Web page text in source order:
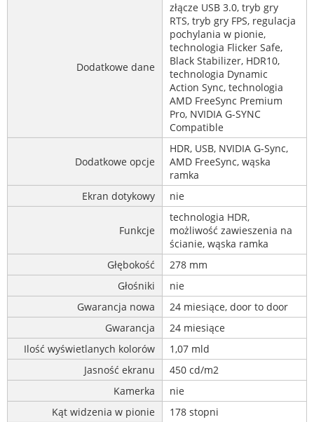
Dodatkowe dane
złącze USB 3.0, tryb gry
RTS, tryb gry FPS, regulacja
pochylania w pionie,
technologia Flicker Safe,
Black Stabilizer, HDR10,
technologia Dynamic
Action Sync, technologia
AMD FreeSync Premium
Pro, NVIDIA G-SYNC
Compatible
Dodatkowe opcje
HDR, USB, NVIDIA G-Sync,
AMD FreeSync, wąska
ramka
Ekran dotykowy
nie
Funkcje
technologia HDR,
możliwość zawieszenia na
ścianie, wąska ramka
Głębokość
278 mm
Głośniki
nie
Gwarancja nowa
24 miesiące, door to door
Gwarancja
24 miesiące
Ilość wyświetlanych kolorów
1,07 mld
Jasność ekranu
450 cd/m2
Kamerka
nie
Kąt widzenia w pionie
178 stopni